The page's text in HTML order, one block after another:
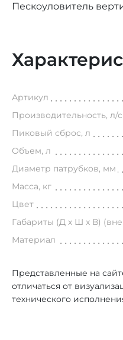
Пескоуловитель
Артикул
Производительность, л/с
Пиковый сброс, л
Объем, л
Диаметр патрубков, мм
Масса, кг
Цвет
Габариты (Д х Ш х В)
Материал
Представленные на
отличаться от
технического